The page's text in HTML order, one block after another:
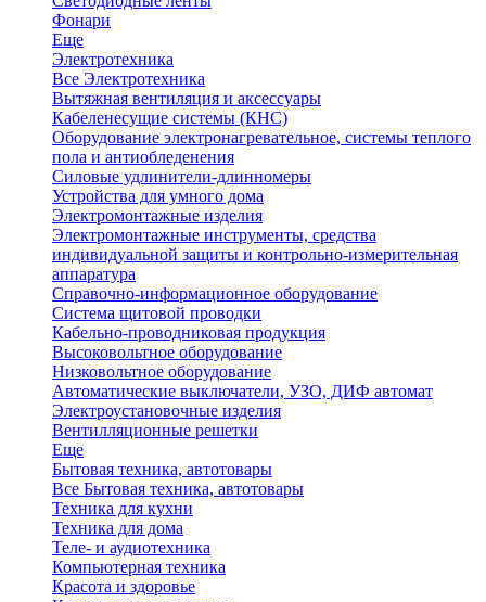
Фонари
Еще
Электротехника
Все Электротехника
Вытяжная вентиляция и аксессуары
Кабеленесущие системы (КНС)
Оборудование электронагревательное, системы теплого
пола и антиобледенения
Силовые удлинители-длинномеры
Устройства для умного дома
Электромонтажные изделия
Электромонтажные инструменты, средства
индивидуальной защиты и контрольно-измерительная
аппаратура
Справочно-информационное оборудование
Система щитовой проводки
Кабельно-проводниковая продукция
Высоковольтное оборудование
Низковольтное оборудование
Автоматические выключатели, УЗО, ДИФ автомат
Электроустановочные изделия
Вентилляционные решетки
Еще
Бытовая техника, автотовары
Все Бытовая техника, автотовары
Техника для кухни
Техника для дома
Теле- и аудиотехника
Компьютерная техника
Красота и здоровье